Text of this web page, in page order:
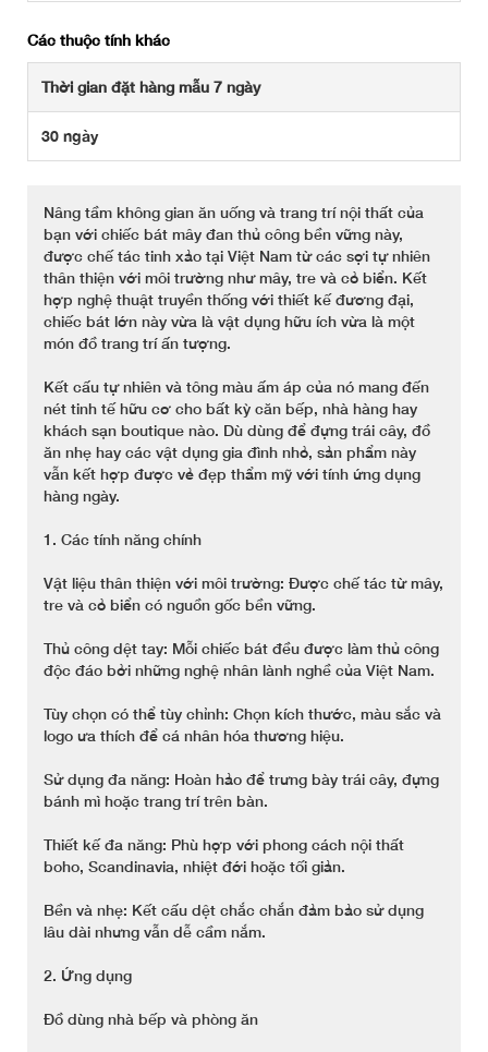
Các thuộc tính khác
Thời gian đặt hàng mẫu 7 ngày
30 ngày
Nâng tầm không gian ăn uống và trang trí nội thất của
bạn với chiếc bát mây đan thủ công bền vững này,
được chế tác tinh xảo tại Việt Nam từ các sợi tự nhiên
thân thiện với môi trường như mây, tre và cỏ biển. Kết
hợp nghệ thuật truyền thống với thiết kế đương đại,
chiếc bát lớn này vừa là vật dụng hữu ích vừa là một
món đồ trang trí ấn tượng.
Kết cấu tự nhiên và tông màu ấm áp của nó mang đến
nét tinh tế hữu cơ cho bất kỳ căn bếp, nhà hàng hay
khách sạn boutique nào. Dù dùng để đựng trái cây, đồ
ăn nhẹ hay các vật dụng gia đình nhỏ, sản phẩm này
vẫn kết hợp được vẻ đẹp thẩm mỹ với tính ứng dụng
hàng ngày.
1. Các tính năng chính
Vật liệu thân thiện với môi trường: Được chế tác từ mây,
tre và cỏ biển có nguồn gốc bền vững.
Thủ công dệt tay: Mỗi chiếc bát đều được làm thủ công
độc đáo bởi những nghệ nhân lành nghề của Việt Nam.
Tùy chọn có thể tùy chỉnh: Chọn kích thước, màu sắc và
logo ưa thích để cá nhân hóa thương hiệu.
Sử dụng đa năng: Hoàn hảo để trưng bày trái cây, đựng
bánh mì hoặc trang trí trên bàn.
Thiết kế đa năng: Phù hợp với phong cách nội thất
boho, Scandinavia, nhiệt đới hoặc tối giản.
Bền và nhẹ: Kết cấu dệt chắc chắn đảm bảo sử dụng
lâu dài nhưng vẫn dễ cầm nắm.
2. Ứng dụng
Đồ dùng nhà bếp và phòng ăn